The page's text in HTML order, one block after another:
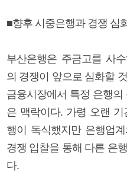
■향후 시중은행과 경쟁 심
부산은행은 주금고를 사
의 경쟁이 앞으로 심화할
금융시장에서 특정 은행
은 맥락이다. 가령 오랜
행이 독식했지만 은행업
경쟁 입찰을 통해 다른 은
다.